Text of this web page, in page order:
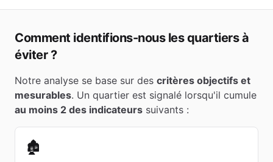
Comment identifions-nous les quartiers à
éviter ?
Notre analyse se base sur des critères objectifs et
mesurables. Un quartier est signalé lorsqu'il cumule
au moins 2 des indicateurs suivants :
🏚️